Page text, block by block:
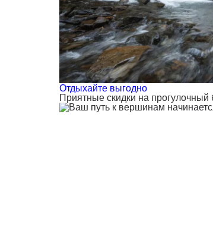
Отдыхайте выгодно
Приятные скидки на